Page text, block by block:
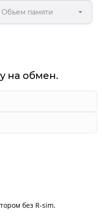
Объем памяти
на обмен.
без R-sim.